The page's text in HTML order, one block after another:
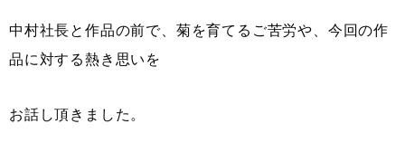
中村社長と作品の前で、菊を育てるご苦労や、今回の作
品に対する熱き思いを
お話し頂きました。